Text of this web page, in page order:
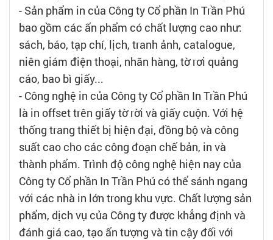
- Sản phẩm in của Công ty Cổ phần In Trần Phú
bao gồm các ấn phẩm có chất lượng cao như:
sách, báo, tạp chí, lịch, tranh ảnh, catalogue,
niên giám điện thoại, nhãn hàng, tờ rơi quảng
cáo, bao bì giấy...
- Công nghệ in của Công ty Cổ phần In Trần Phú
là in offset trên giấy tờ rời và giấy cuộn. Với hệ
thống trang thiết bị hiện đại, đồng bộ và công
suất cao cho các công đoạn chế bản, in và
thành phẩm. Trình độ công nghệ hiện nay của
Công ty Cổ phần In Trần Phú có thể sánh ngang
với các nhà in lớn trong khu vực. Chất lượng sản
phẩm, dịch vụ của Công ty được khẳng định và
đánh giá cao, tạo ấn tượng và tin cậy đối với